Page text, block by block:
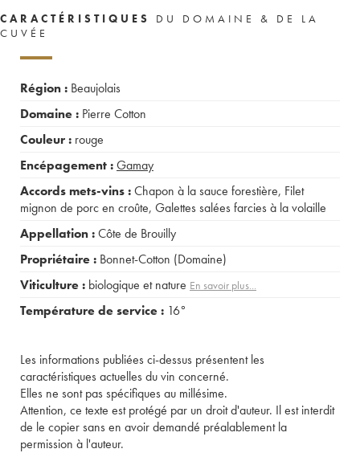
CARACTÉRISTIQUES
DU DOMAINE & DE LA
CUVÉE
Région : Beaujolais
Domaine : Pierre Cotton
Couleur : rouge
Encépagement :Gamay
Accords mets-vins :Chapon à la sauce forestière, Filet
mignon de porc en croûte, Galettes salées farcies à la volaille
Appellation :Côte de Brouilly
Propriétaire : Bonnet-Cotton (Domaine)
Viticulture : biologique et nature En savoir plus...
Température de service : 16°
Les informations publiées ci-dessus présentent les
caractéristiques actuelles du vin concerné.
Elles ne sont pas spécifiques au millésime.
Attention, ce texte est protégé par un droit d'auteur. Il est interdit
de le copier sans en avoir demandé préalablement la
permission à l'auteur.